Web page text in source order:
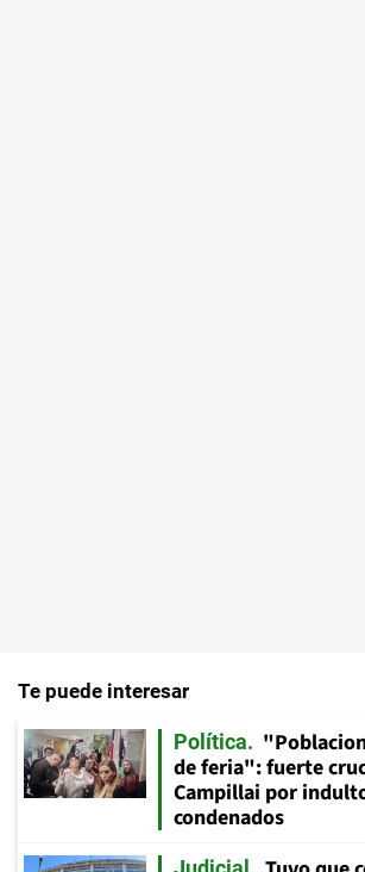
Te puede interesar
Política
de feria": fuerte
Campillai por
condenados